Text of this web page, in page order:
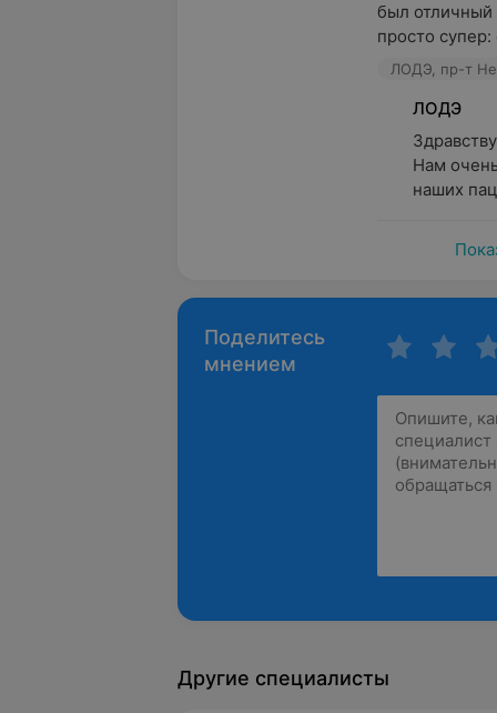
был отличный
просто
ЛОДЭ, пр-т
ЛОДЭ
Нам
наших
Поделитесь
мнением
Другие специалисты